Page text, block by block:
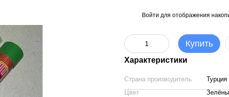
Войти для отображения
Купить
Характеристики
Страна производитель
Турция
Цвет